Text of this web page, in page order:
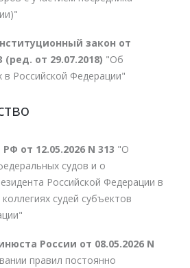
закон от
(ред. от 29.07.2018) "Об
в Российской Федерации"
от 12.05.2026 N 313 "О
судов и о
Российской Федерации в
судей субъектов
России от 08.05.2026 N
правил постоянно